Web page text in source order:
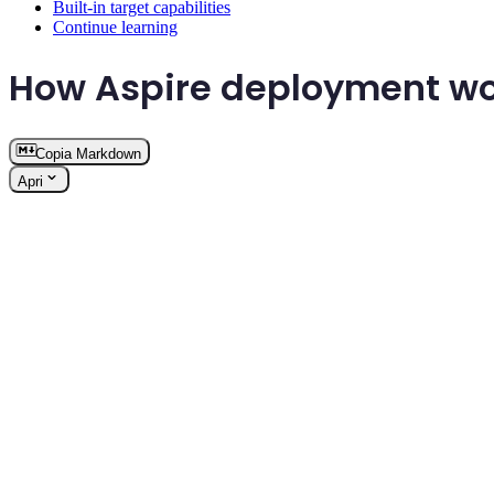
Built-in target capabilities
Continue learning
How Aspire deployment
Copia Markdown
Apri